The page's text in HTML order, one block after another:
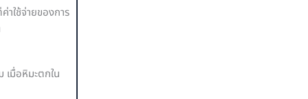
ใช้จ่ายของการ
เมื่อหิมะตกใน